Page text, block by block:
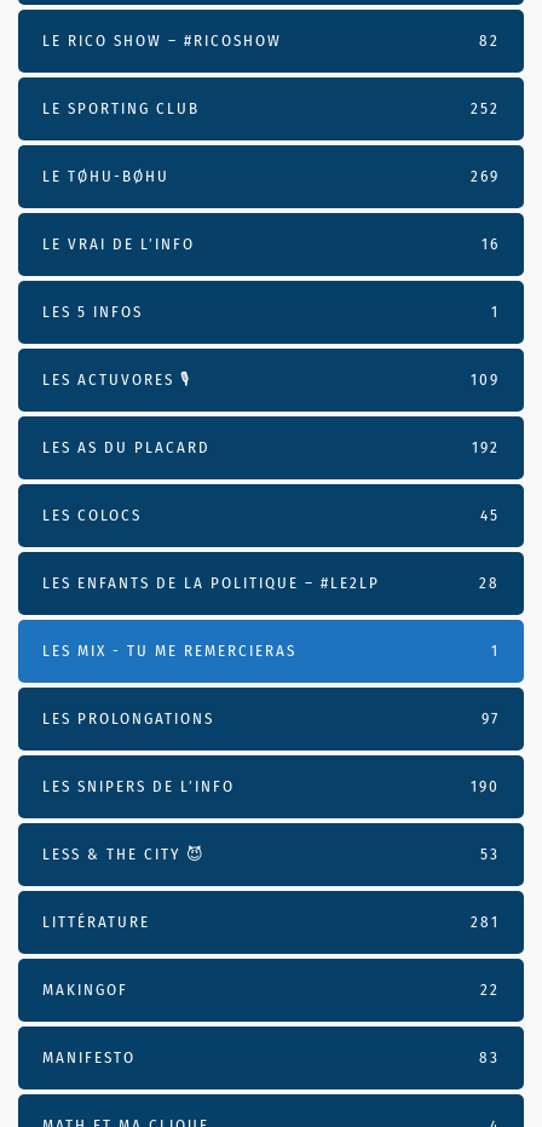
LE RICO SHOW – #RICOSHOW 82
LE SPORTING CLUB 252
LE TØHU-BØHU 269
LE VRAI DE L’INFO 16
LES 5 INFOS 1
LES ACTUVORES 🎙 109
LES AS DU PLACARD 192
LES COLOCS 45
LES ENFANTS DE LA POLITIQUE – #LE2LP 28
LES MIX - TU ME REMERCIERAS 1
LES PROLONGATIONS 97
LES SNIPERS DE L’INFO 190
LESS & THE CITY 😈 53
LITTÉRATURE 281
MAKINGOF 22
MANIFESTO 83